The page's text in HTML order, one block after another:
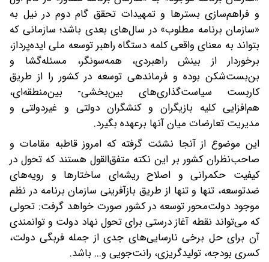
و فراهم‌سازی بسترها و تمهیدات تحقق گام دوم در نیل به
«سازمان برنامه مطلوب» در سال‌های بعدی باشد؛ سازمانی که
بتواند به معنای واقعی کلمه دستگاه راهبر توسعه ملی ایده‌پرداز،
برخوردار از بینش راهبردی، همه‌سونگر، مسئله‌گشا و
بن‌بست‌شکن بوده و فرماندهی توسعه در کشور را از طریق
کاربست سیاست‌گذاری‌های بین‌بخشی- بین‌منطقه‌ای،
هم‌افزایی کلیه بازیگران و کنشگران دولتی و غیردولتی و
مدیریت تعارضات میان آنها برعهده بگیرد.
این موضوع از آنجا نشئت گرفته که امروز قاطبه مقامات و
صاحب‌نظران کشور بر این نکته متفق‌القول هستند که تحول در
کیفیت حکمرانی و اصلاح ریشه‌ای ساختارها و رویه‌های
ضدتوسعه، تنها و تنها از طریق بازآفرینی سازمان برنامه در نظم
موجود دولت‌محور توسعه در کشور صورت خواهد گرفت: تحولی
که می‌تواند نقطه آغاز درستی برای تحول نهاد دولت و توانمندی
آن برای حل برخی نارسایی‌های جدی از جمله فربگی دولت،
کسری بودجه، تولیدگریزی، رانت‌جویی و... باشد.